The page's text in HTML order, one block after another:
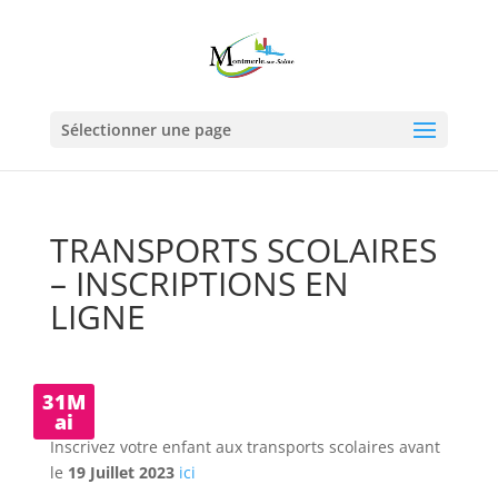
Sélectionner une page
TRANSPORTS SCOLAIRES
– INSCRIPTIONS EN
LIGNE
31M
ai
Inscrivez votre enfant aux transports scolaires avant
le 19 Juillet 2023 ici